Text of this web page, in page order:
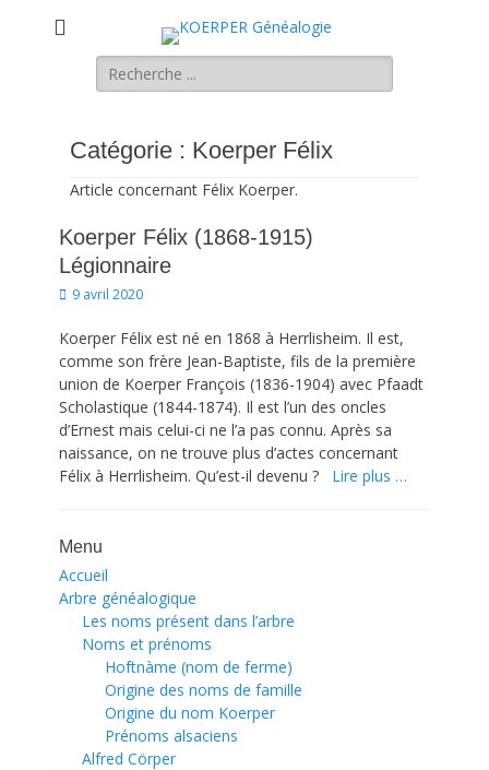
KOERPER
La généalogie Koerper, Herrlisheim.
Rechercher :
Catégorie : Koerper Félix
Article concernant Félix Koerper.
Koerper Félix (1868-1915)
Légionnaire
Posted
9 avril 2020
Koerper Félix est né en 1868 à Herrlisheim. Il est,
comme son frère Jean-Baptiste, fils de la première
union de Koerper François (1836-1904) avec Pfaadt
Scholastique (1844-1874). Il est l’un des oncles
d’Ernest mais celui-ci ne l’a pas connu. Après sa
naissance, on ne trouve plus d’actes concernant
Félix à Herrlisheim. Qu’est-il devenu ? Lire plus …
Menu
Accueil
Arbre généalogique
Les noms présent dans l’arbre
Noms et prénoms
Hoftnàme (nom de ferme)
Origine des noms de famille
Origine du nom Koerper
Prénoms alsaciens
Alfred Cörper